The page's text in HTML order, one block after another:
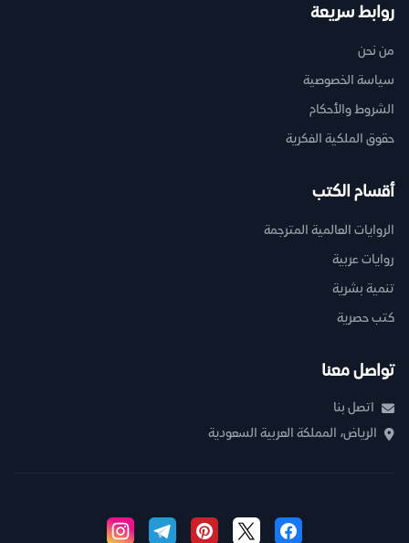
روابط سريعة
من نحن
سياسة الخصوصية
الشروط والأحكام
حقوق الملكية الفكرية
أقسام الكتب
الروايات العالمية المترجمة
روايات عربية
تنمية بشرية
كتب حصرية
تواصل معنا
اتصل بنا
الرياض، المملكة العربية السعودية